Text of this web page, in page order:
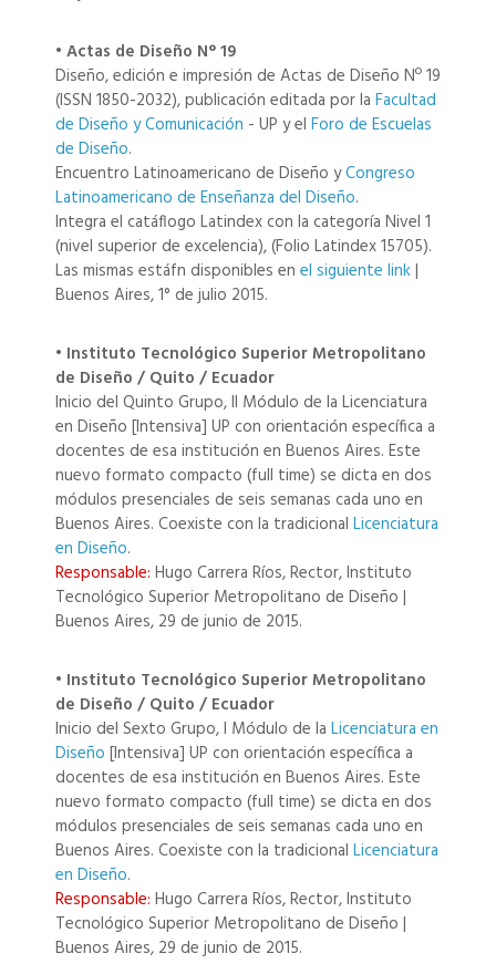
• Actas de Diseño N° 19
Diseño, edición e impresión de Actas de Diseño Nº 19
(ISSN 1850-2032), publicación editada por la Facultad
de Diseño y Comunicación - UP y el Foro de Escuelas
de Diseño.
Encuentro Latinoamericano de Diseño yCongreso
Latinoamericano de Enseñanza del Diseño.
Integra el catáflogo Latindex con la categoría Nivel 1
(nivel superior de excelencia), (Folio Latindex 15705).
Las mismas estáfn disponibles en el siguiente link|
Buenos Aires, 1° de julio 2015.
• Instituto Tecnológico Superior Metropolitano
de Diseño / Quito / Ecuador
Inicio del Quinto Grupo, II Módulo de la Licenciatura
en Diseño [Intensiva] UP con orientación específica a
docentes de esa institución en Buenos Aires. Este
nuevo formato compacto (full time) se dicta en dos
módulos presenciales de seis semanas cada uno en
Buenos Aires. Coexiste con la tradicional Licenciatura
en Diseño.
Responsable: Hugo Carrera Ríos, Rector, Instituto
Tecnológico Superior Metropolitano de Diseño |
Buenos Aires, 29 de junio de 2015.
• Instituto Tecnológico Superior Metropolitano
de Diseño / Quito / Ecuador
Inicio del Sexto Grupo, I Módulo de la Licenciatura en
Diseño [Intensiva] UP con orientación específica a
docentes de esa institución en Buenos Aires. Este
nuevo formato compacto (full time) se dicta en dos
módulos presenciales de seis semanas cada uno en
Buenos Aires. Coexiste con la tradicional Licenciatura
en Diseño.
Responsable: Hugo Carrera Ríos, Rector, Instituto
Tecnológico Superior Metropolitano de Diseño |
Buenos Aires, 29 de junio de 2015.